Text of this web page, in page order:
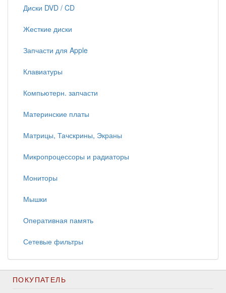
Диски DVD / CD
Жесткие диски
Запчасти для Apple
Клавиатуры
Компьютерн. запчасти
Материнские платы
Матрицы, Тачскрины, Экраны
Микропроцессоры и радиаторы
Мониторы
Мышки
Оперативная память
Сетевые фильтры
ПОКУПАТЕЛЬ